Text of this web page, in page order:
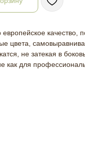
европейское качество,
цвета,
не затекая в
как для